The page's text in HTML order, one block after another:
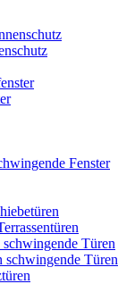
Fenster
Türen
schwingende Türen